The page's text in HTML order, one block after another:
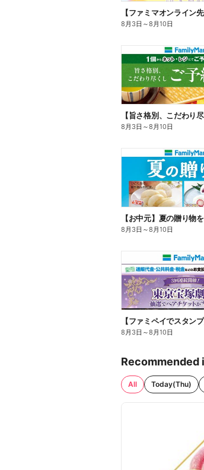
8月3日 ～8月10日
8月3日 ～8月10日
【お中元】夏の贈り物
8月3日 ～8月10日
8月3日 ～8月10日
Recommended
All Today(Thu)